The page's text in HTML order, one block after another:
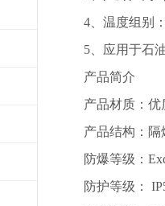
4、温度组别：
5、应用于石油
产品简介
产品材质：优
产品结构：隔
防爆等级：
防护等级：